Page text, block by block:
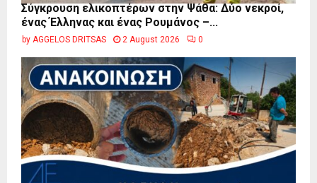
Σύγκρουση ελικοπτέρων στην Ψάθα: Δύο νεκροί,
ένας Έλληνας και ένας Ρουμάνος –...
by AGGELOS DRITSAS 2 August 2026 0